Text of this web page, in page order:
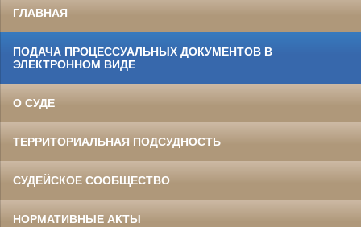
ГЛАВНАЯ
ПОДАЧА ПРОЦЕССУАЛЬНЫХ ДОКУМЕНТОВ В
ЭЛЕКТРОННОМ ВИДЕ
О СУДЕ
ТЕРРИТОРИАЛЬНАЯ ПОДСУДНОСТЬ
СУДЕЙСКОЕ СООБЩЕСТВО
НОРМАТИВНЫЕ АКТЫ